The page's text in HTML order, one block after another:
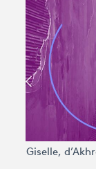
connexion
Avantages
Productions
Programme
Giselle,